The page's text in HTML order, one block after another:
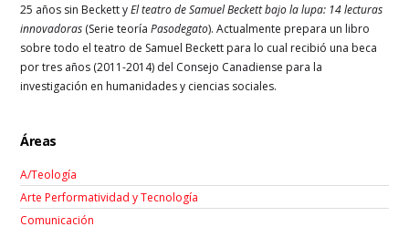
25 años sin Beckett yEl teatro de Samuel Beckett bajo la lupa: 14 lecturas
innovadoras (Serie teoríaPasodegato). Actualmente prepara un libro
sobre todo el teatro de Samuel Beckett para lo cual recibió una beca
por tres años (2011-2014) del Consejo Canadiense para la
investigación en humanidades y ciencias sociales.
Áreas
A/Teología
Arte Performatividad y Tecnología
Comunicación